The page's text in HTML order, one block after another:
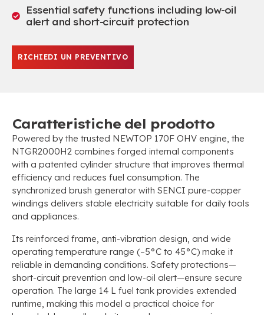
Essential safety functions including low-oil
alert and short-circuit protection
RICHIEDI UN PREVENTIVO
Caratteristiche del prodotto
Powered by the trusted NEWTOP 170F OHV engine, the
NTGR2000H2 combines forged internal components
with a patented cylinder structure that improves thermal
efficiency and reduces fuel consumption. The
synchronized brush generator with SENCI pure-copper
windings delivers stable electricity suitable for daily tools
and appliances.
Its reinforced frame, anti-vibration design, and wide
operating temperature range (–5°C to 45°C) make it
reliable in demanding conditions. Safety protections—
short-circuit prevention and low-oil alert—ensure secure
operation. The large 14 L fuel tank provides extended
runtime, making this model a practical choice for